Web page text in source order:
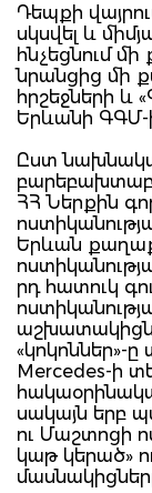
Դեպքի
սկսվել և
հնչեցնում
նրանցից մի
հրշեջների և
Երևանի ԳԳՄ-
Ըստ
ՀՀ Ներքին
Երևան
րդ հատուկ
«կոկոններ»-
Mercedes-ի
սակայն երբ
ու Մաշտոցի
կաթ կերած»